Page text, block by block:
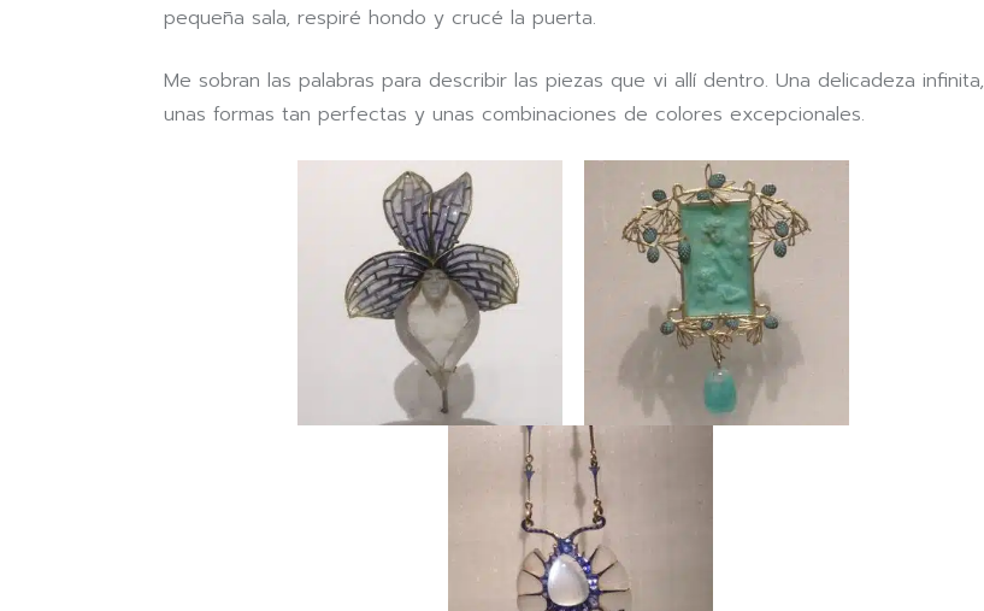
pequeña sala, respiré hondo y crucé la puerta.
Me sobran las palabras para describir las piezas que vi allí dentro. Una delicadeza infinita,
unas formas tan perfectas y unas combinaciones de colores excepcionales.